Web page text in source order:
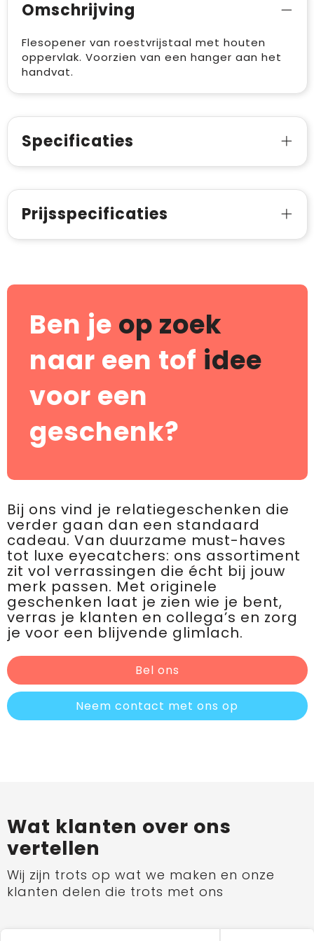
Omschrijving
Flesopener van roestvrijstaal met houten
oppervlak. Voorzien van een hanger aan het
handvat.
Specificaties
Prijsspecificaties
Ben je op zoek
naar een tof idee
voor een
geschenk?
Bij ons vind je relatiegeschenken die
verder gaan dan een standaard
cadeau. Van duurzame must-haves
tot luxe eyecatchers: ons assortiment
zit vol verrassingen die écht bij jouw
merk passen. Met originele
geschenken laat je zien wie je bent,
verras je klanten en collega’s en zorg
je voor een blijvende glimlach.
Bel ons
Neem contact met ons op
Wat klanten over ons
vertellen
Wij zijn trots op wat we maken en onze
klanten delen die trots met ons